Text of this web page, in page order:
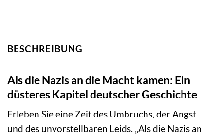
BESCHREIBUNG
Als die Nazis an die Macht kamen: Ein
düsteres Kapitel deutscher Geschichte
Erleben Sie eine Zeit des Umbruchs, der Angst
und des unvorstellbaren Leids. „Als die Nazis an